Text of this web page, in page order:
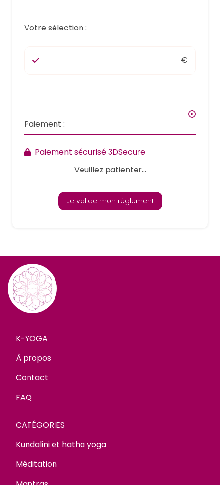
Votre sélection :
€
Paiement :
Paiement sécurisé 3DSecure
Veuillez patienter...
Je valide mon règlement
K-YOGA
À propos
Contact
FAQ
CATÉGORIES
Kundalini et hatha yoga
Méditation